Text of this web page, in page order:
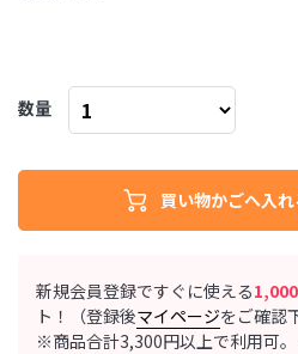
新規会員登録ですぐに使える
ト！（登録後マイページをご確認
※商品合計3,300円以上で利用可。
数量